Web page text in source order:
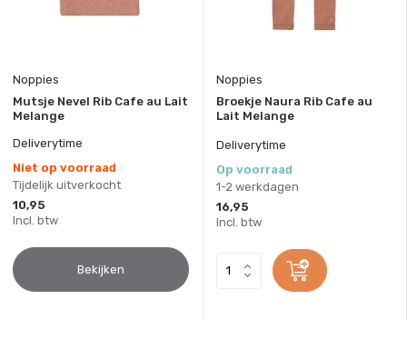
Noppies
Mutsje Nevel Rib Cafe au Lait
Melange
Deliverytime
Niet op voorraad
Tijdelijk uitverkocht
10,95
Incl. btw
Bekijken
Noppies
Broekje Naura Rib Cafe au
Lait Melange
Deliverytime
Op voorraad
1-2 werkdagen
16,95
Incl. btw